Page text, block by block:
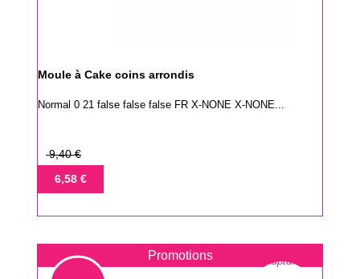
Moule à Cake coins arrondis
Normal 0 21 false false false FR X-NONE X-NONE...
Prix
base
9,40 €
Prix6,58 €
Rupture
Promotions